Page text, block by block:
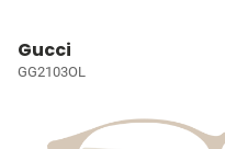
Gucci
GG2103OL